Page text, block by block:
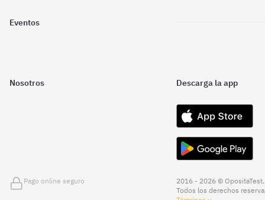
Eventos
Nosotros Descarga la app
Pago online seguro
2016 - 2026 © OpositaTest.
Todos los derechos